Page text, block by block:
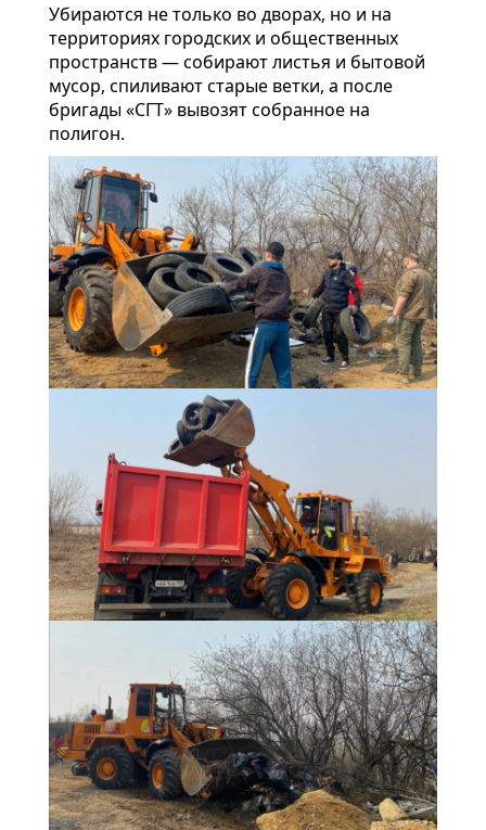
Убираются не только во дворах, но и на
территориях городских и общественных
пространств — собирают листья и бытовой
мусор, спиливают старые ветки, а после
бригады «СГТ» вывозят собранное на
полигон.